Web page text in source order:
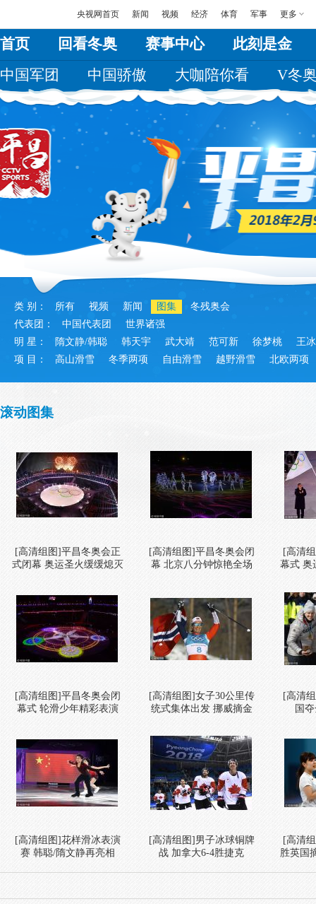
央视网首页 新闻 视频 经济 体育 军事 更多
首页 回看冬奥 赛事中心
此刻是金
中国军团
中国骄傲 大咖陪你看 V冬
类 别： 所有 视频 新闻 图集
冬残奥会
代表团：
中国代表团
世界诸强
明 星：
隋文静/韩聪 韩天宇 武大靖 范可新 徐梦桃
王
项 目：
高山滑雪 冬季两项 自由滑雪 越野滑雪 北欧两项
滚动图集
[高清组图]平昌冬奥会正
式闭幕 奥运圣火缓缓熄灭
[高清组图]平昌冬奥会闭
幕 北京八分钟惊艳全场
[高清
幕式 奥
[高清组图]平昌冬奥会闭
幕式 轮滑少年精彩表演
[高清组图]女子30公里传
统式集体出发 挪威摘金
[高清
国
[高清组图]花样滑冰表演
赛 韩聪/隋文静再亮相
[高清组图]男子冰球铜牌
战 加拿大6-4胜捷克
[高清
胜英国